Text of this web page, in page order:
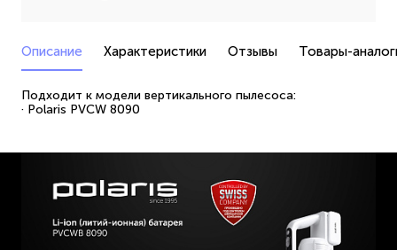
Описание Характеристики Отзывы Товары-
Подходит к модели вертикального пылесоса:
· Polaris PVCW 8090